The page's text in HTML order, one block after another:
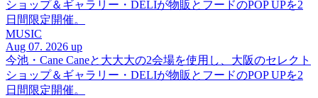
ショップ＆ギャラリー・DELIが物販とフードのPOP UPを2
日間限定開催。
MUSIC
Aug 07. 2026 up
今池・Cane Caneと大大大の2会場を使用し、大阪のセレクト
ショップ＆ギャラリー・DELIが物販とフードのPOP UPを2
日間限定開催。